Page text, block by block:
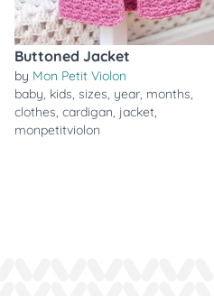
Buttoned Jacket
by Mon Petit Violon
baby, kids,sizes, year, months,
clothes,cardigan, jacket,
monpetitviolon